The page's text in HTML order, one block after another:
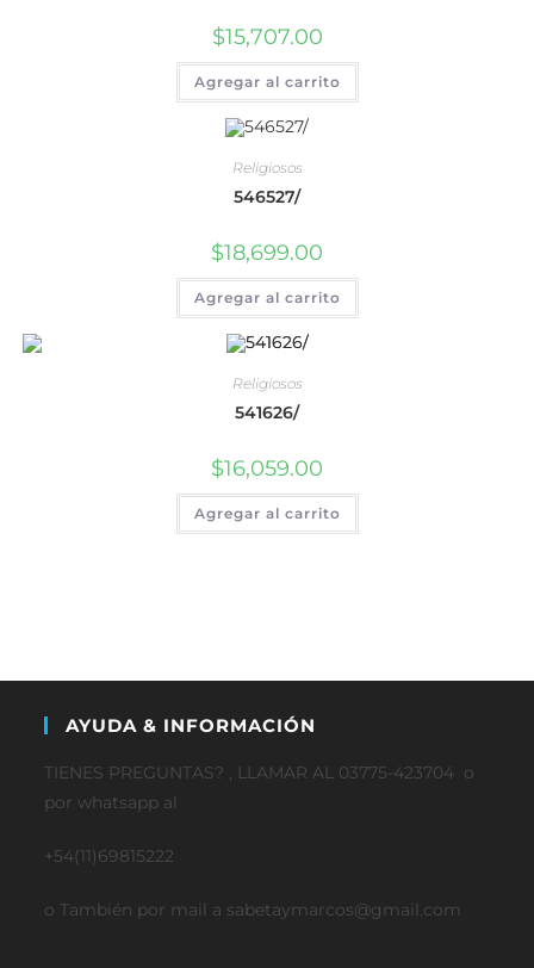
$15,707.00
Agregar al carrito
Religiosos
546527/
$18,699.00
Agregar al carrito
Religiosos
541626/
$16,059.00
Agregar al carrito
AYUDA & INFORMACIÓN
TIENES PREGUNTAS? , LLAMAR AL 03775-423704 o
por whatsapp al
+54(11)69815222
o También por mail a sabetaymarcos@gmail.com